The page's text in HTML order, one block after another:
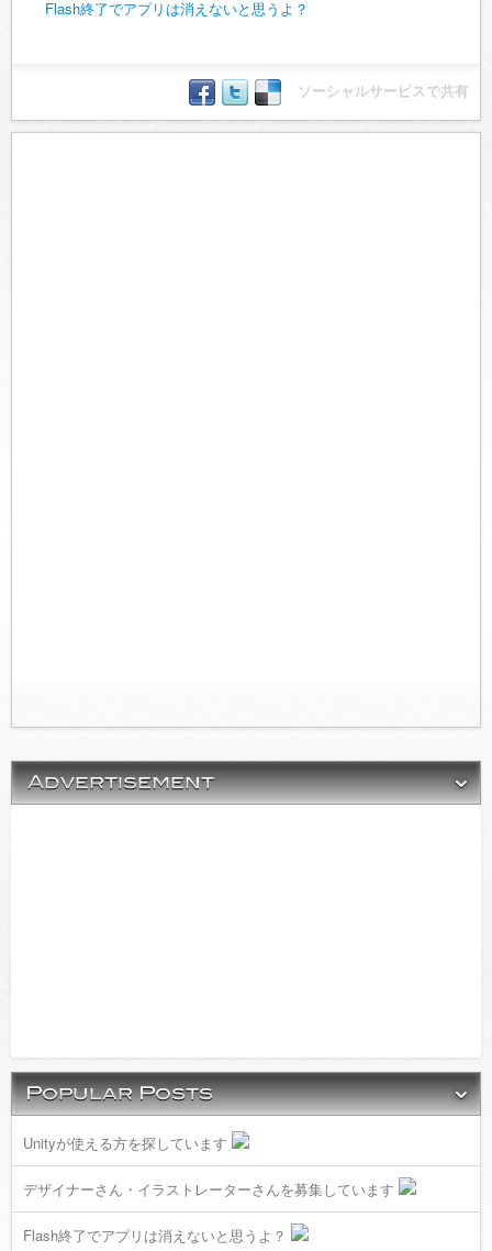
Flash終了でアプリは消えないと思うよ？
ソーシャルサービスで共有
Unityが使える方を探しています
デザイナーさん・イラストレーターさんを募集しています
Flash終了でアプリは消えないと思うよ？